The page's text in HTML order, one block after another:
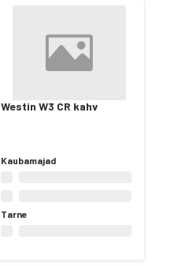
Westin W3 CR kahv
Kaubamajad
Tarne